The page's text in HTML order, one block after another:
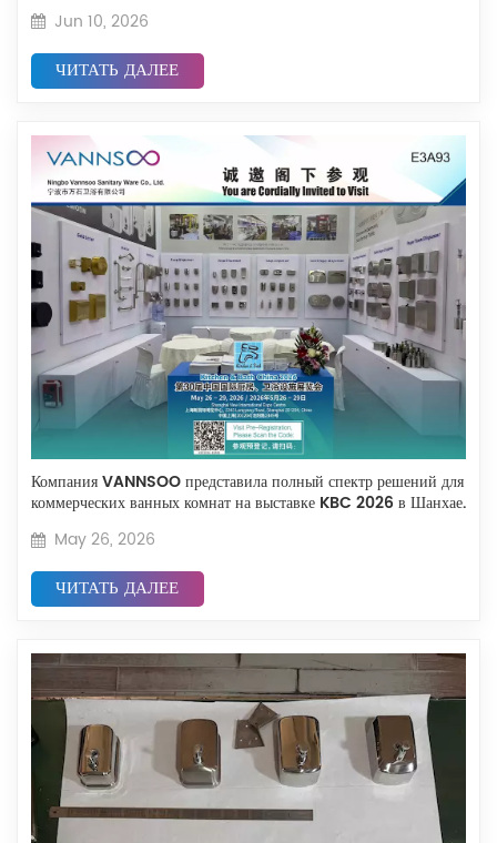
Jun 10, 2026
ЧИТАТЬ ДАЛЕЕ
Компания VANNSOO представила полный спектр решений для
коммерческих ванных комнат на выставке KBC 2026 в Шанхае.
May 26, 2026
ЧИТАТЬ ДАЛЕЕ